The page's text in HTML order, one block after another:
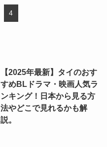
【2025年最新】タイのおす
すめBLドラマ・映画人気ラ
ンキング！日本から見る方
法やどこで見れるかも解
説。